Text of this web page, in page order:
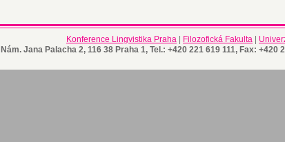
Konference Lingvistika Praha | Filozofická Fakulta |
Nám. Jana Palacha 2, 116 38 Praha 1, Tel.: +420 221 619 111, Fax: +420